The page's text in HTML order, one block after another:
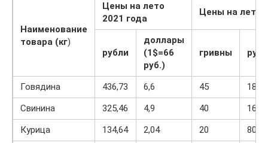
Наименование
товара (кг)
Цены на лето
2021 года
Цены на лето
рубли
доллары
(1$=66
руб.)
гривны
Говядина 436,73 6,6 45
180
Свинина
325,46 4,9 40
160
Курица
134,64 2,04 20 80